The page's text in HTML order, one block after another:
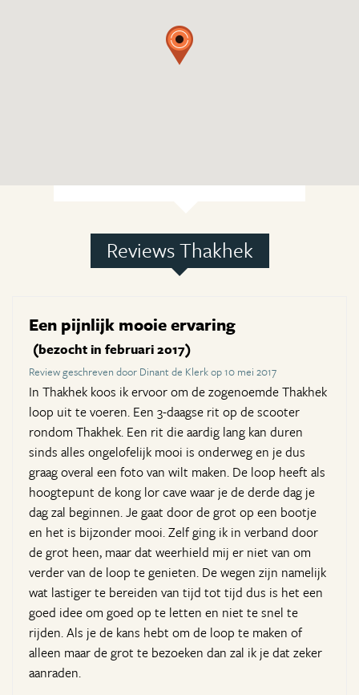
Reviews Thakhek
Een pijnlijk mooie ervaring
(bezocht in februari 2017)
Review geschreven door Dinant de Klerk op 10 mei 2017
In Thakhek koos ik ervoor om de zogenoemde Thakhek
loop uit te voeren. Een 3-daagse rit op de scooter
rondom Thakhek. Een rit die aardig lang kan duren
sinds alles ongelofelijk mooi is onderweg en je dus
graag overal een foto van wilt maken. De loop heeft als
hoogtepunt de kong lor cave waar je de derde dag je
dag zal beginnen. Je gaat door de grot op een bootje
en het is bijzonder mooi. Zelf ging ik in verband door
de grot heen, maar dat weerhield mij er niet van om
verder van de loop te genieten. De wegen zijn namelijk
wat lastiger te bereiden van tijd tot tijd dus is het een
goed idee om goed op te letten en niet te snel te
rijden. Als je de kans hebt om de loop te maken of
alleen maar de grot te bezoeken dan zal ik je dat zeker
aanraden.